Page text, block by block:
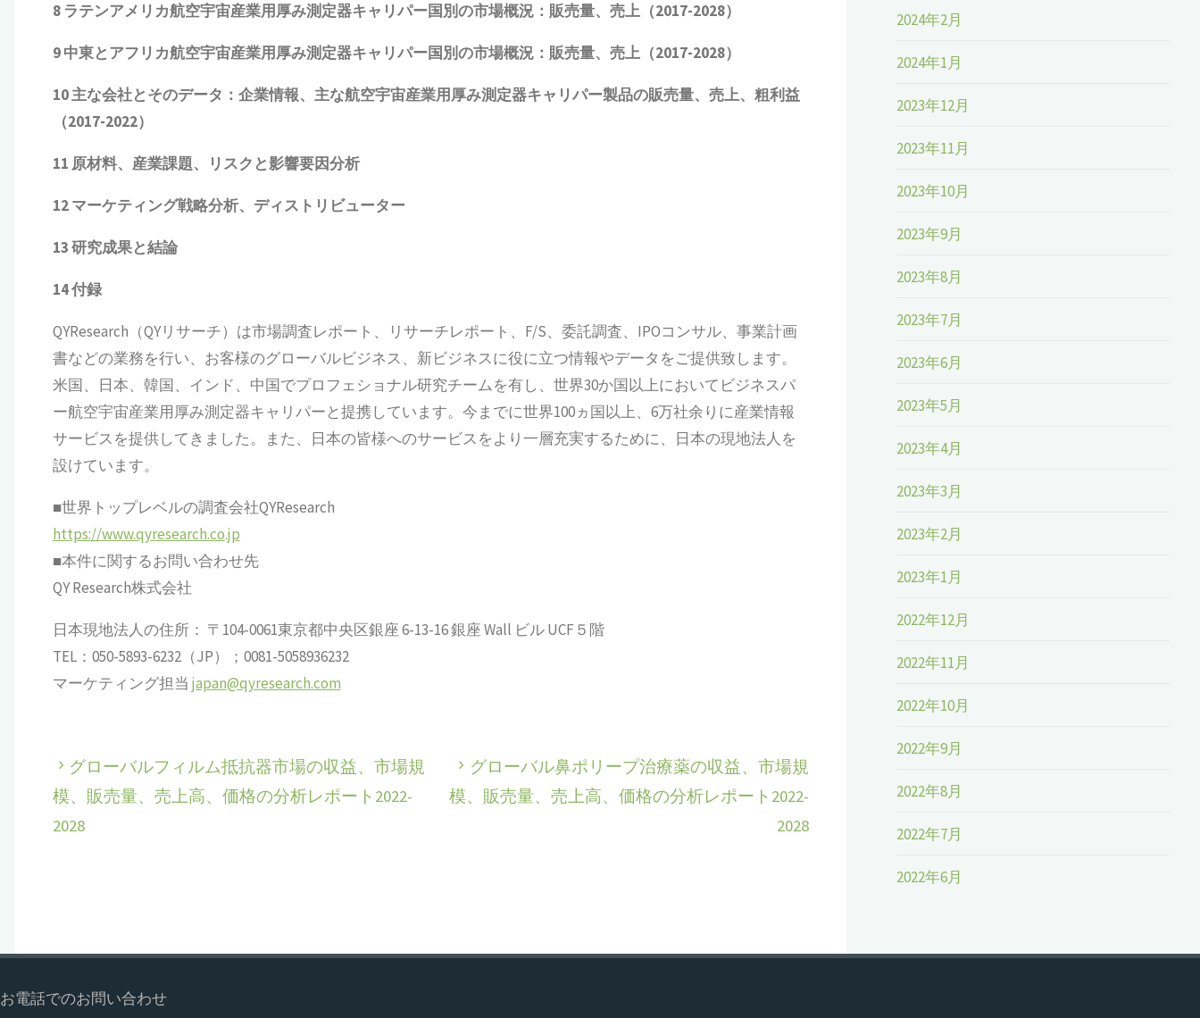
8 ラテンアメリカ航空宇宙産業用厚み測定器キャリパー国別の市場概況：販売量、売上（2017-2028）
9中東とアフリカ航空宇宙産業用厚み測定器キャリパー国別の市場概況：販売量、売上（2017-2028）
10主な会社とそのデータ：企業情報、主な航空宇宙産業用厚み測定器キャリパー製品の販売量、売上、粗利益
（2017-2022）
11 原材料、産業課題、リスクと影響要因分析
12マーケティング戦略分析、ディストリビューター
13研究成果と結論
14付録
QYResearch（QYリサーチ）は市場調査レポート、リサーチレポート、F/S、委託調査、IPOコンサル、事業計画
書などの業務を行い、お客様のグローバルビジネス、新ビジネスに役に立つ情報やデータをご提供致します。
米国、日本、韓国、インド、中国でプロフェショナル研究チームを有し、世界30か国以上においてビジネスパ
ー航空宇宙産業用厚み測定器キャリパーと提携しています。今までに世界100ヵ国以上、6万社余りに産業情報
サービスを提供してきました。また、日本の皆様へのサービスをより一層充実するために、日本の現地法人を
設けています。
■世界トップレベルの調査会社QYResearch
https://www.qyresearch.co.jp
■本件に関するお問い合わせ先
QY Research株式会社
日本現地法人の住所： 〒104-0061東京都中央区銀座 6-13-16 銀座 Wall ビル UCF５階
TEL：050-5893-6232（JP）；0081-5058936232
マーケティング担当 japan@qyresearch.com
グローバルフィルム抵抗器市場の収益、市場規
模、販売量、売上高、価格の分析レポート2022-
2028
グローバル鼻ポリープ治療薬の収益、市場規
模、販売量、売上高、価格の分析レポート2022-
2028
2024年2月
2024年1月
2023年12月
2023年11月
2023年10月
2023年9月
2023年8月
2023年7月
2023年6月
2023年5月
2023年4月
2023年3月
2023年2月
2023年1月
2022年12月
2022年11月
2022年10月
2022年9月
2022年8月
2022年7月
2022年6月
お電話でのお問い合わせ